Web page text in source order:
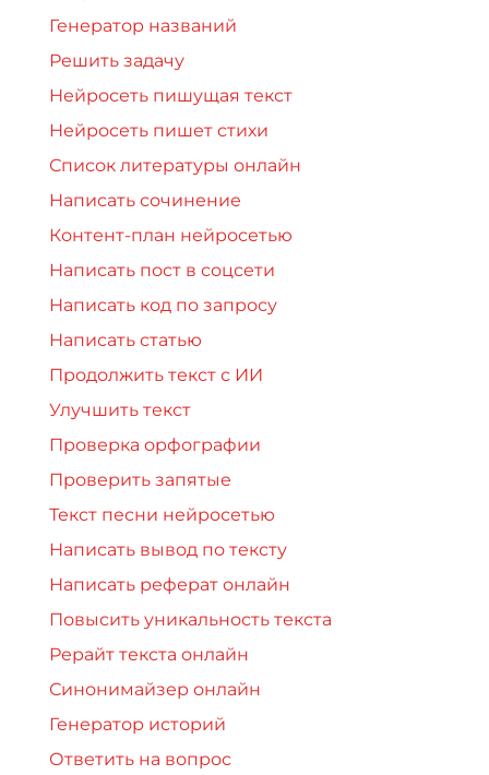
Генератор названий
Решить задачу
Нейросеть пишущая текст
Нейросеть пишет стихи
Список литературы онлайн
Написать сочинение
Контент-план нейросетью
Написать пост в соцсети
Написать код по запросу
Написать статью
Продолжить текст с ИИ
Улучшить текст
Проверка орфографии
Проверить запятые
Текст песни нейросетью
Написать вывод по тексту
Написать реферат онлайн
Повысить уникальность текста
Рерайт текста онлайн
Синонимайзер онлайн
Генератор историй
Ответить на вопрос